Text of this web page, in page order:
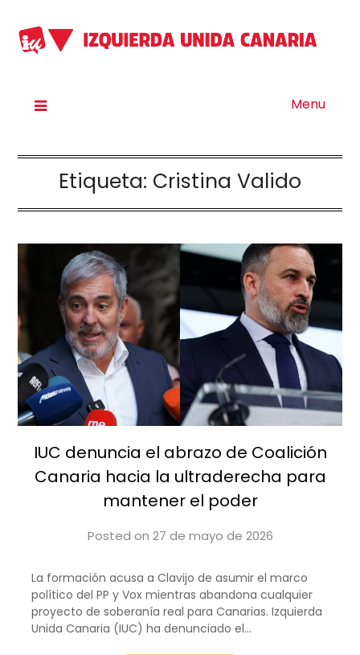
Menu
Etiqueta: Cristina Valido
IUC denuncia el abrazo de Coalición
Canaria hacia la ultraderecha para
mantener el poder
Posted on 27 de mayo de 2026
La formación acusa a Clavijo de asumir el marco
político del PP y Vox mientras abandona cualquier
proyecto de soberanía real para Canarias. Izquierda
Unida Canaria (IUC) ha denunciado el…